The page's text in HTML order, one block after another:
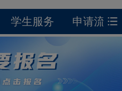
学生服务 申请流程